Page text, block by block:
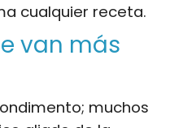
cualquier receta.
van más
muchos